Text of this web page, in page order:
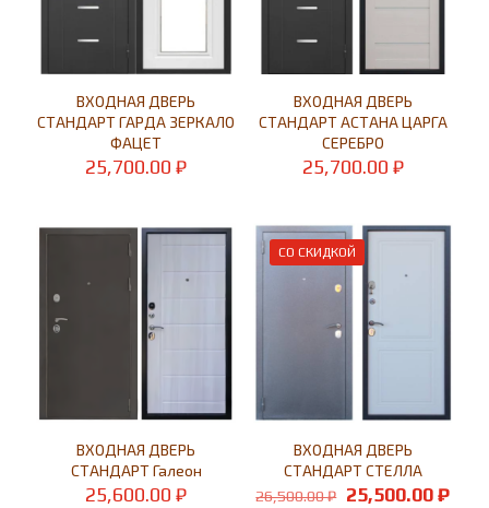
ВХОДНАЯ ДВЕРЬ
СТАНДАРТ ГАРДА ЗЕРКАЛО
ФАЦЕТ
25,700.00₽
ВХОДНАЯ ДВЕРЬ
СТАНДАРТ АСТАНА ЦАРГА
СЕРЕБРО
25,700.00 ₽
ВХОДНАЯ ДВЕРЬ
СТАНДАРТ Галеон
25,600.00₽
СО СКИДКОЙ
ВХОДНАЯ ДВЕРЬ
СТАНДАРТ СТЕЛЛА
26,500.00₽ 25,500.00₽